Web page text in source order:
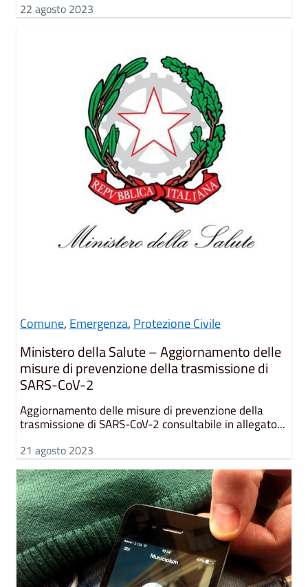
22 agosto 2023
Comune, Emergenza, Protezione Civile
Ministero della Salute – Aggiornamento delle
misure di prevenzione della trasmissione di
SARS-CoV-2
Aggiornamento delle misure di prevenzione della
trasmissione di SARS-CoV-2 consultabile in allegato...
21 agosto 2023